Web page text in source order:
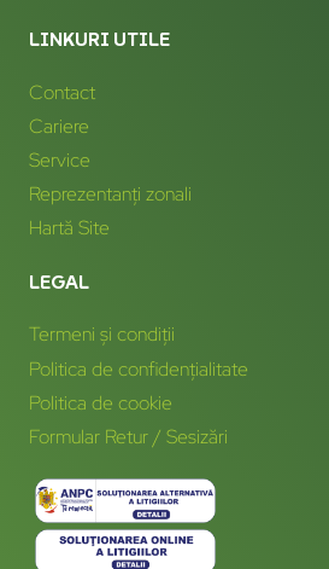
LINKURI UTILE
Contact
Cariere
Service
Reprezentanți zonali
Hartă Site
LEGAL
Termeni și condiții
Politica de confidențialitate
Politica de cookie
Formular Retur / Sesizări